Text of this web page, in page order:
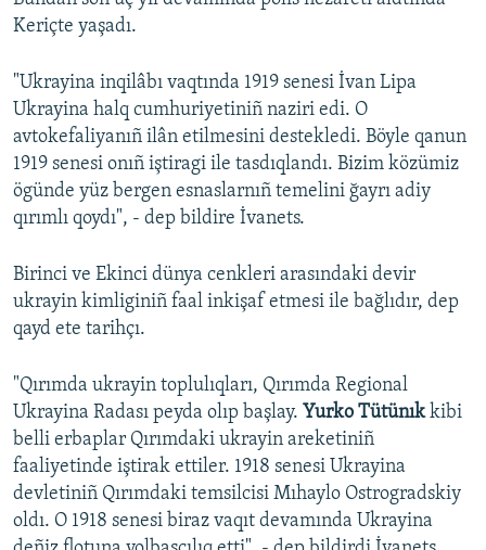
Keriçte yaşadı.
"Ukrayina inqilâbı vaqtında 1919 senesi İvan Lipa
Ukrayina halq cumhuriyetiniñ naziri edi. O
avtokefaliyanıñ ilân etilmesini destekledi. Böyle qanun
1919 senesi onıñ iştiragi ile tasdıqlandı. Bizim közümiz
ögünde yüz bergen esnaslarnıñ temelini ğayrı adiy
qırımlı qoydı", - dep bildire İvanets.
Birinci ve Ekinci dünya cenkleri arasındaki devir
ukrayin kimliginiñ faal inkişaf etmesi ile bağlıdır, dep
qayd ete tarihçı.
"Qırımda ukrayin toplulıqları, Qırımda Regional
Ukrayina Radası peyda olıp başlay. Yurko Tütünıkkibi
belli erbaplar Qırımdaki ukrayin areketiniñ
faaliyetinde iştirak ettiler. 1918 senesi Ukrayina
devletiniñ Qırımdaki temsilcisi Mıhaylo Ostrogradskiy
oldı. O 1918 senesi biraz vaqıt devamında Ukrayina